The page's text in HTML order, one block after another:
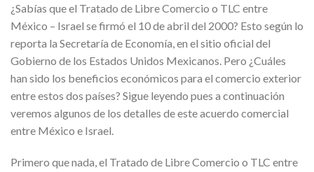
¿Sabías que el Tratado de Libre Comercio o TLC entre
México – Israel se firmó el 10 de abril del 2000? Esto según lo
reporta la Secretaría de Economía, en el sitio oficial del
Gobierno de los Estados Unidos Mexicanos. Pero ¿Cuáles
han sido los beneficios económicos para el comercio exterior
entre estos dos países? Sigue leyendo pues a continuación
veremos algunos de los detalles de este acuerdo comercial
entre México e Israel.
Primero que nada, el Tratado de Libre Comercio o TLC entre